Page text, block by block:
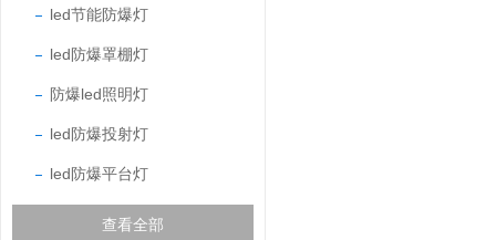
led节能防爆灯
led防爆罩棚灯
防爆led照明灯
led防爆投射灯
led防爆平台灯
查看全部